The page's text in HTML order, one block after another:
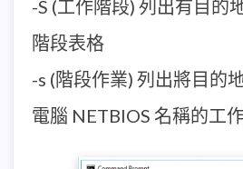
-S (工作階段) 列出有目的
階段表格
-s (階段作業) 列出將目的
電腦 NETBIOS 名稱的工